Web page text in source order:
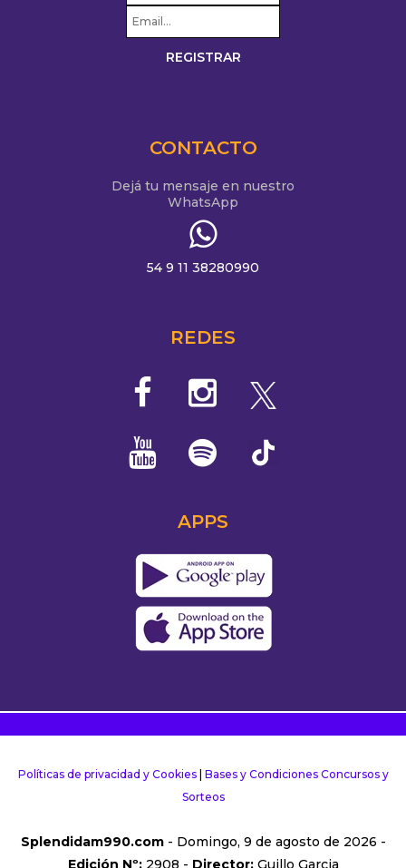
CONTACTO
Dejá tu mensaje en nuestro
WhatsApp
54 9 11 38280990
REDES
APPS
Políticas de privacidad y Cookies| Bases y Condiciones Concursos y
Sorteos
Splendidam990.com- Domingo, 9 de agosto de 2026 -
Edición Nº:2908 - Director:Guillo Garcia